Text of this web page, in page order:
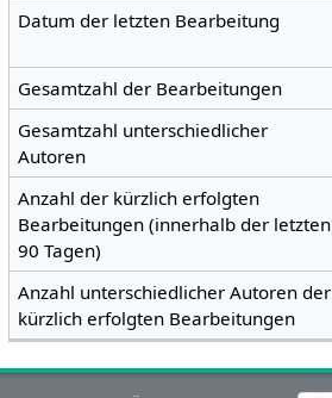
Datum der letzten Bearbeitung
Gesamtzahl der Bearbeitungen
Gesamtzahl unterschiedlicher
Autoren
Anzahl der kürzlich erfolgten
Bearbeitungen (innerhalb der letzten
90 Tagen)
Anzahl unterschiedlicher Autoren der
kürzlich erfolgten Bearbeitungen